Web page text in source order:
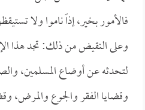
فالأمور بخير، إذاً ناموا ولا
وعلى النقيض من ذلك: تجد هذا
لتحدثه عن أوضاع المسلمين،
وقضايا الفقر والجوع والمرض،